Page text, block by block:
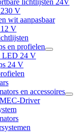
V
wit aanpasbaar
V
en profielen
LED 24 V
24 V
en accessoires
Driver